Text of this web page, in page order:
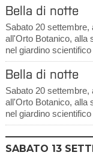
Bella di notte
Sabato 20 settembre,
all'Orto Botanico, alla
nel giardino
Bella di notte
Sabato 20 settembre,
all'Orto Botanico, alla
nel giardino
SABATO 13